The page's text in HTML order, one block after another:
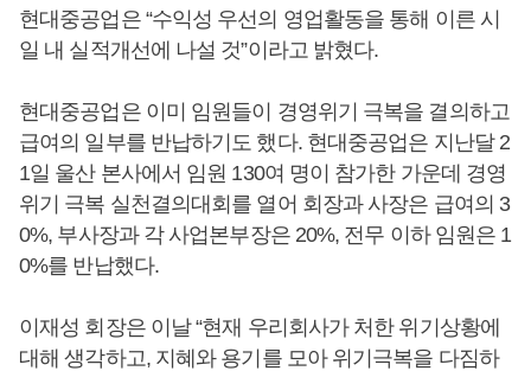
현대중공업은 “수익성 우선의 영업활동을 통해 이른 시
일 내 실적개선에 나설 것”이라고 밝혔다.
현대중공업은 이미 임원들이 경영위기 극복을 결의하고
급여의 일부를 반납하기도 했다. 현대중공업은 지난달 2
1일 울산 본사에서 임원 130여 명이 참가한 가운데 경영
위기 극복 실천결의대회를 열어 회장과 사장은 급여의 3
0%, 부사장과 각 사업본부장은 20%, 전무 이하 임원은 1
0%를 반납했다.
이재성 회장은 이날 “현재 우리회사가 처한 위기상황에
대해 생각하고, 지혜와 용기를 모아 위기극복을 다짐하